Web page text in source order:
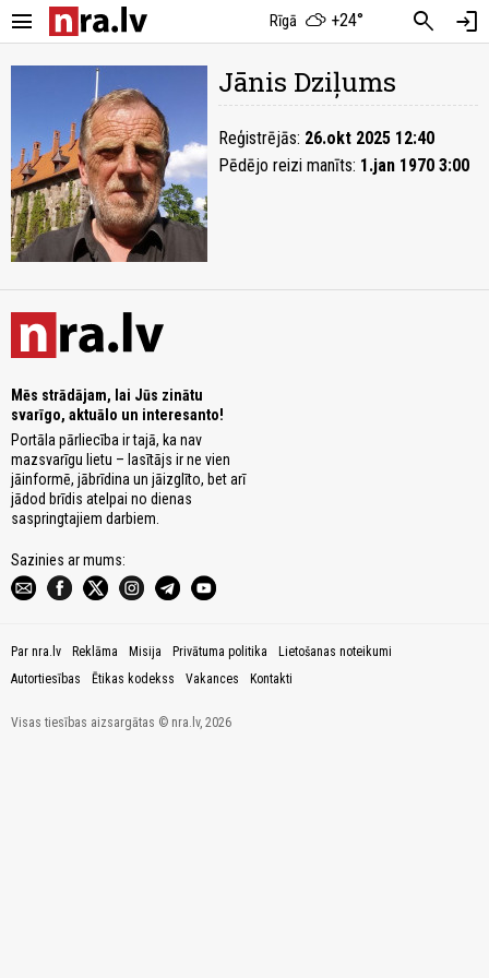
menu Rīgā +24° search login
Jānis Dziļums
Reģistrējās: 26.okt 2025 12:40
Pēdējo reizi manīts: 1.jan 1970 3:00
Mēs strādājam, lai Jūs zinātu
svarīgo, aktuālo un interesanto!
Portāla pārliecība ir tajā, ka nav
mazsvarīgu lietu – lasītājs ir ne vien
jāinformē, jābrīdina un jāizglīto, bet arī
jādod brīdis atelpai no dienas
saspringtajiem darbiem.
Sazinies ar mums:
Par nra.lv Reklāma Misija Privātuma politika
Lietošanas noteikumi
Autortiesības
Ētikas kodekss Vakances Kontakti
Visas tiesības aizsargātas © nra.lv, 2026